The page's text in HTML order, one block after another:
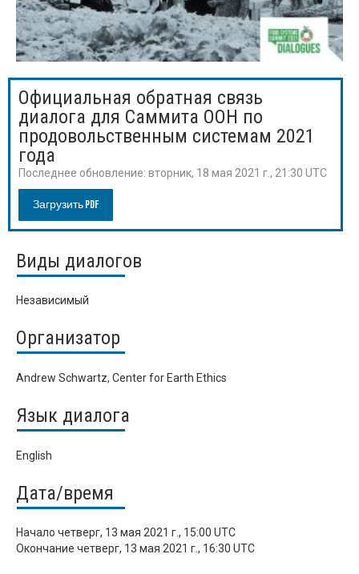
Официальная обратная связь
диалога для Саммита ООН по
продовольственным системам 2021
года
Последнее обновление: вторник, 18 мая 2021 г., 21:30 UTC
Загрузить PDF
Виды диалогов
Независимый
Организатор
Andrew Schwartz, Center for Earth Ethics
Язык диалога
English
Дата/время
Начало четверг, 13 мая 2021 г., 15:00 UTC
Окончание четверг, 13 мая 2021 г., 16:30 UTC